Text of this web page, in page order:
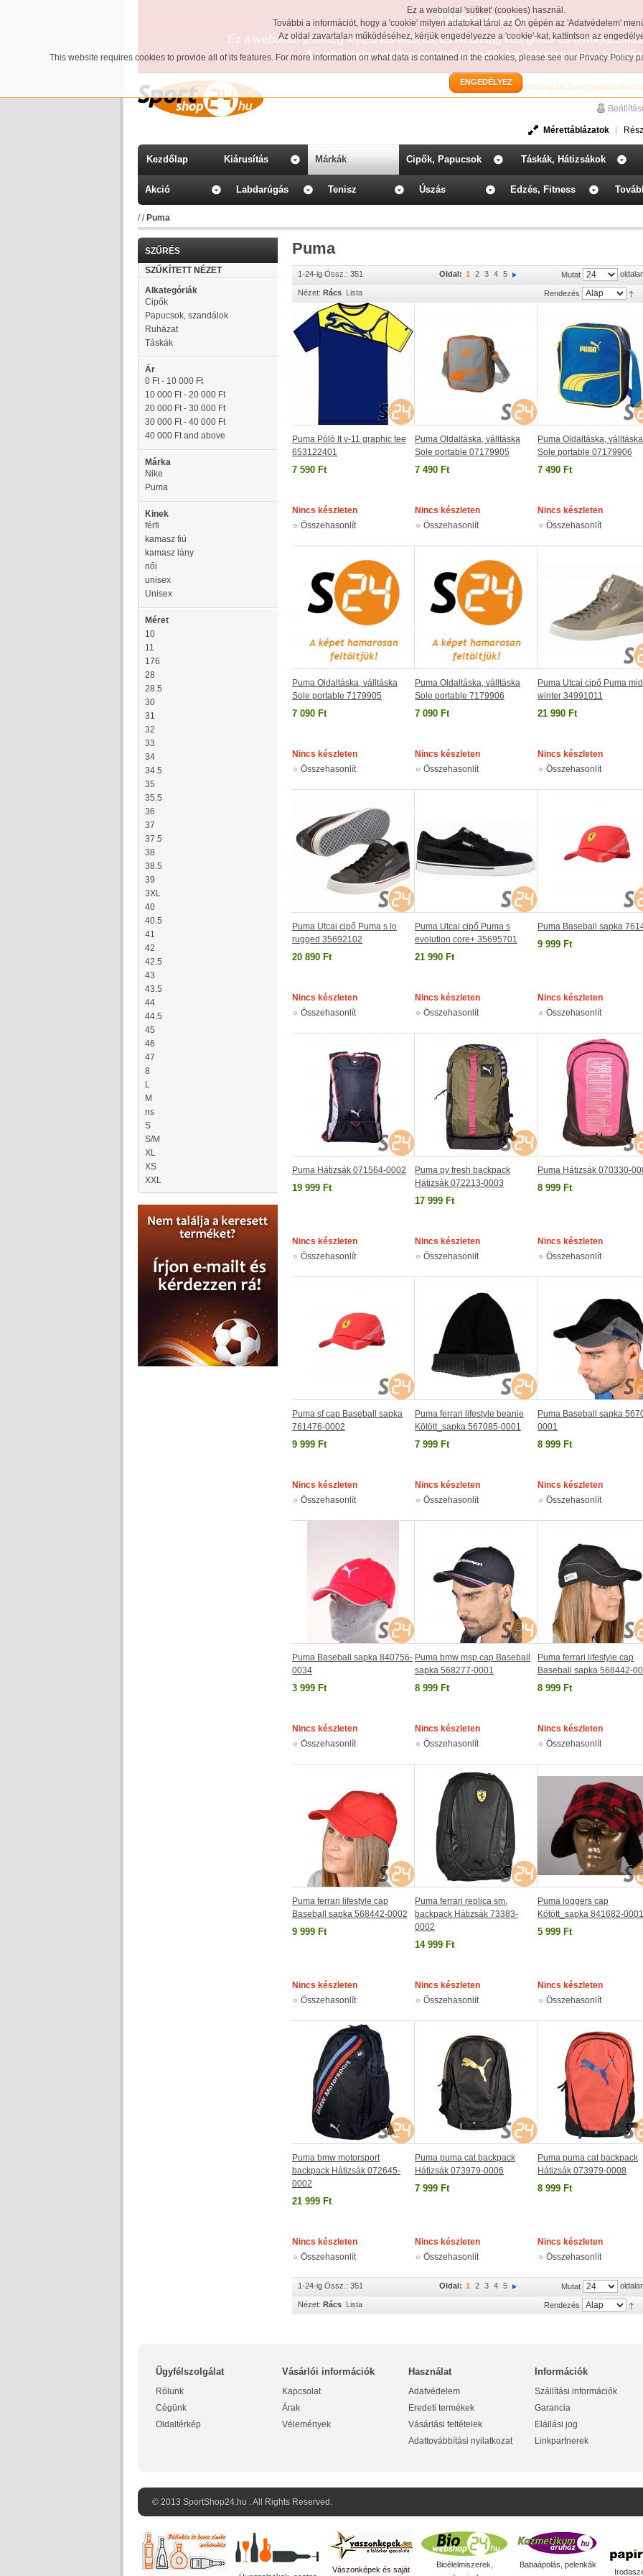
Ez a weboldal 'sütiket' (cookies) használ.
További a információt, hogy a 'cookie' milyen adatokat tárol az Ön gépén az 'Adatvédelem'
Az oldal zavartalan működéséhez, kérjük engedélyezze a 'cookie'-kat, kattintson az
This website requires cookies to provide all of its features. For more information on what data is contained in the cookies, please see ourPrivacy Policy
ENGEDÉLYEZ
Tájékoztatás!
Ez a weboldal jelenleg fejlesztés alatt áll, és kizárólag kategória- és
A weboldalon online rendelés leadására jelenleg nincs
Üdvözöljük a SportShop24 Sport
Mérettáblázatok
Kezdőlap Kiárusítás Márkák Cipők, Papucsok Táskák, Hátizsákok
Akció Labdarúgás Tenisz Úszás Edzés, Fitness
// Puma
SZŰRÉS
SZŰKÍTETT NÉZET
Alkategóriák
Cipők
Papucsok, szandálok
Ruházat
Táskák
Ár
0 Ft- 10 000 Ft
10 000 Ft- 20 000 Ft
20 000 Ft- 30 000 Ft
30 000 Ft- 40 000 Ft
40 000 Ftand above
Márka
Nike
Puma
Kinek
férfi
kamasz fiú
kamasz lány
női
unisex
Unisex
Méret
10
11
176
28
28.5
30
31
32
33
34
34.5
35
35.5
36
37
37.5
38
38.5
39
3XL
40
40.5
41
42
42.5
43
43.5
44
44.5
45
46
47
8
L
M
ns
S
S/M
XL
XS
XXL
Puma
1-24-ig Össz.: 351 Mutat
Oldal: 1 2 3 4 5
Nézet: Rács Lista Rendezés
Puma Póló It v-11 graphic tee
653122401
7 590 Ft
Nincs készleten
Összehasonlít
Puma Oldaltáska, válltáska
Sole portable 07179905
7 490 Ft
Nincs készleten
Összehasonlít
Puma Oldaltáska, válltáska
Sole portable 07179906
7 490 Ft
Nincs készleten
Összehasonlít
Puma Oldaltáska, válltáska
Sole portable 7179905
7 090 Ft
Nincs készleten
Összehasonlít
Puma Oldaltáska, válltáska
Sole portable 7179906
7 090 Ft
Nincs készleten
Összehasonlít
Puma Utcai cipő Puma
winter 34991011
21 990 Ft
Nincs készleten
Összehasonlít
Puma Utcai cipő Puma s lo
rugged 35692102
20 890 Ft
Nincs készleten
Összehasonlít
Puma Utcai cipő Puma s
evolution core+ 35695701
21 990 Ft
Nincs készleten
Összehasonlít
Puma Baseball sapka
9 999 Ft
Nincs készleten
Összehasonlít
Puma Hátizsák 071564-0002
19 999 Ft
Nincs készleten
Összehasonlít
Puma py fresh backpack
Hátizsák 072213-0003
17 999 Ft
Nincs készleten
Összehasonlít
Puma Hátizsák 070330-
8 999 Ft
Nincs készleten
Összehasonlít
Puma sf cap Baseball sapka
761476-0002
9 999 Ft
Nincs készleten
Összehasonlít
Puma ferrari lifestyle beanie
Kötött_sapka 567085-0001
7 999 Ft
Nincs készleten
Összehasonlít
Puma Baseball sapka
0001
8 999 Ft
Nincs készleten
Összehasonlít
Puma Baseball sapka 840756-
0034
3 999 Ft
Nincs készleten
Összehasonlít
Puma bmw msp cap Baseball
sapka 568277-0001
8 999 Ft
Nincs készleten
Összehasonlít
Puma ferrari lifestyle cap
Baseball sapka 568442-
8 999 Ft
Nincs készleten
Összehasonlít
Puma ferrari lifestyle cap
Baseball sapka 568442-0002
9 999 Ft
Nincs készleten
Összehasonlít
Puma ferrari replica sm.
backpack Hátizsák 73383-
0002
14 999 Ft
Nincs készleten
Összehasonlít
Puma loggers cap
Kötött_sapka 841682-0001
5 999 Ft
Nincs készleten
Összehasonlít
Puma bmw motorsport
backpack Hátizsák 072645-
0002
21 999 Ft
Nincs készleten
Összehasonlít
Puma puma cat backpack
Hátizsák 073979-0006
7 999 Ft
Nincs készleten
Összehasonlít
Puma puma cat backpack
Hátizsák 073979-0008
8 999 Ft
Nincs készleten
Összehasonlít
1-24-ig Össz.: 351 Mutat
Oldal: 1 2 3 4 5
Nézet: Rács Lista Rendezés
Ügyfélszolgálat
Rólunk
Cégünk
Oldaltérkép
Vásárlói információk
Kapcsolat
Árak
Vélemények
Használat
Adatvédelem
Eredeti termékek
Vásárlási feltételek
Adattovábbítási nyilatkozat
Információk
Szállítási információk
Garancia
Elállási jog
Linkpartnerek
© 2013 SportShop24.hu . All Rights Reserved.
Vászonképek és saját
Bioélelmiszerek,
Babaápolás, pelenkák